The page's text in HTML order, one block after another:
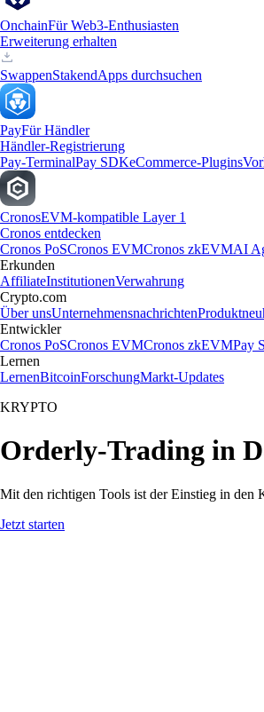
OnchainFür Web3-Enthusiasten
Erweiterung erhalten
SwappenStakendApps durchsuchen
PayFür Händler
Händler-Registrierung
Pay-TerminalPay SDKeCommerce-Plugins
CronosEVM-kompatible Layer 1
Cronos entdecken
Cronos PoSCronos EVMCronos zkEVMAI
Erkunden
AffiliateInstitutionenVerwahrung
Crypto.com
Über unsUnternehmensnachrichten
Entwickler
Cronos PoSCronos EVMCronos zkEVMPay
Lernen
LernenBitcoinForschungMarkt-Updates
KRYPTO
Orderly-Trading in
Mit den richtigen Tools ist der Einstieg in den
Jetzt starten